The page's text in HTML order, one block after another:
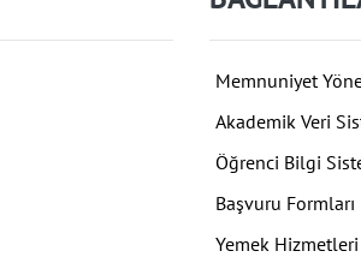
Memnuniyet
Akademik Veri
Öğrenci Bilgi
Başvuru Formları
Yemek Hizmetleri